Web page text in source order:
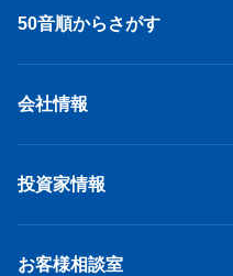
50音順からさがす
会社情報
投資家情報
お客様相談室